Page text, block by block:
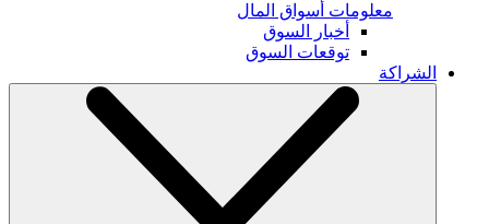
معلومات أسواق المال
أخبار السوق
توقعات السوق
الشراكة